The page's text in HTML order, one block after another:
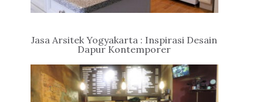
Jasa Arsitek Yogyakarta : Inspirasi Desain
Dapur Kontemporer